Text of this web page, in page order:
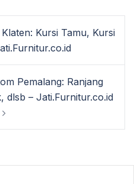
Kursi Tamu, Kursi
Pemalang: Ranjang
dlsb – Jati.Furnitur.co.id